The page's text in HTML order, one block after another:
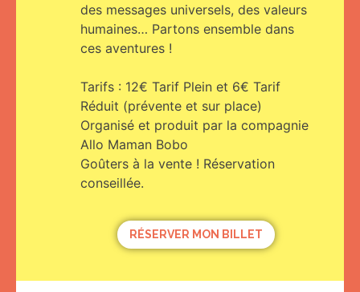
des messages universels, des valeurs
humaines… Partons ensemble dans
ces aventures !
Tarifs : 12€ Tarif Plein et 6€ Tarif
Réduit (prévente et sur place)
Organisé et produit par la compagnie
Allo Maman Bobo
Goûters à la vente ! Réservation
conseillée.
RÉSERVER MON BILLET